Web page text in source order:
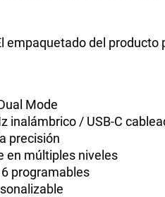
empaquetado del producto
Mode
inalámbrico / USB-C
precisión
en múltiples niveles
6 programables